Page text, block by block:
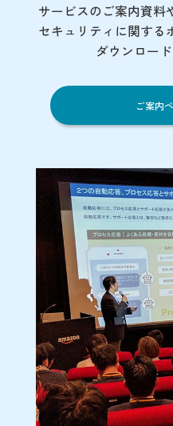
サービスのご案内資料
セキュリティに関する
ダウンロー
ご案内